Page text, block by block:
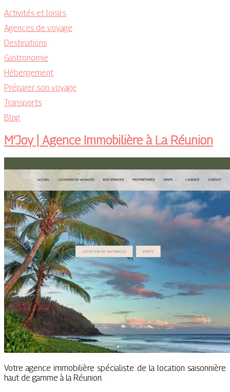
Activités et loisirs
Agences de voyage
Destinations
Gastronomie
Hébergement
Préparer son voyage
Transports
Blog
M’Joy | Agence Immobilière à La Réunion
Votre agence immobilière spécialiste de la location saisonnière
haut de gamme à la Réunion.